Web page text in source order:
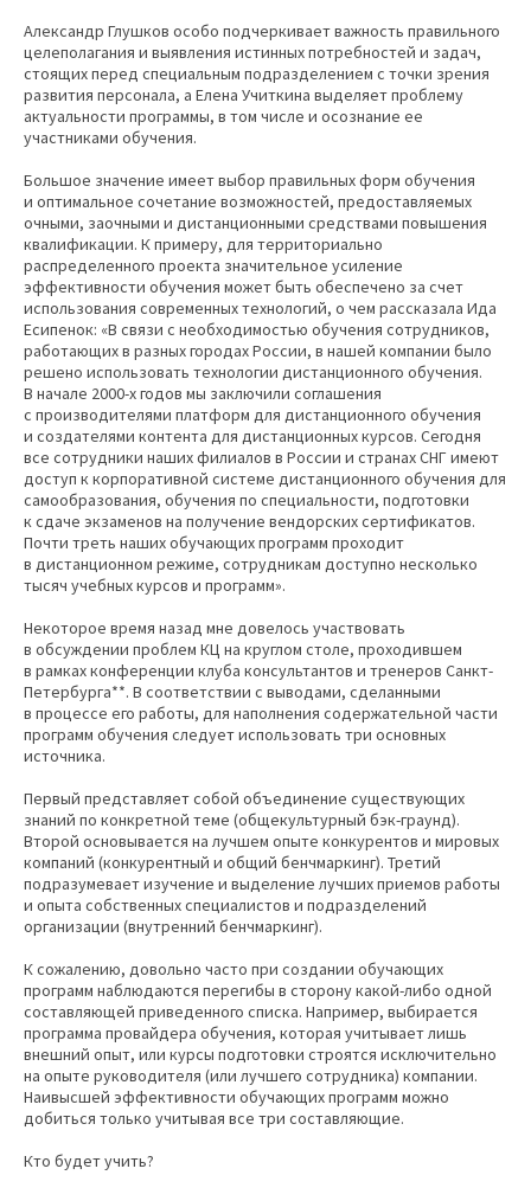
Александр Глушков особо подчеркивает важность правильного
целеполагания и выявления истинных потребностей и задач,
стоящих перед специальным подразделением с точки зрения
развития персонала, а Елена Учиткина выделяет проблему
актуальности программы, в том числе и осознание ее
участниками обучения.
Большое значение имеет выбор правильных форм обучения
и оптимальное сочетание возможностей, предоставляемых
очными, заочными и дистанционными средствами повышения
квалификации. К примеру, для территориально
распределенного проекта значительное усиление
эффективности обучения может быть обеспечено за счет
использования современных технологий, о чем рассказала Ида
Есипенок: «В связи с необходимостью обучения сотрудников,
работающих в разных городах России, в нашей компании было
решено использовать технологии дистанционного обучения.
В начале 2000-х годов мы заключили соглашения
с производителями платформ для дистанционного обучения
и создателями контента для дистанционных курсов. Сегодня
все сотрудники наших филиалов в России и странах СНГ имеют
доступ к корпоративной системе дистанционного обучения для
самообразования, обучения по специальности, подготовки
к сдаче экзаменов на получение вендорских сертификатов.
Почти треть наших обучающих программ проходит
в дистанционном режиме, сотрудникам доступно несколько
тысяч учебных курсов и программ».
Некоторое время назад мне довелось участвовать
в обсуждении проблем КЦ на круглом столе, проходившем
в рамках конференции клуба консультантов и тренеров Санкт-
Петербурга**. В соответствии с выводами, сделанными
в процессе его работы, для наполнения содержательной части
программ обучения следует использовать три основных
источника.
Первый представляет собой объединение существующих
знаний по конкретной теме (общекультурный бэк-граунд).
Второй основывается на лучшем опыте конкурентов и мировых
компаний (конкурентный и общий бенчмаркинг). Третий
подразумевает изучение и выделение лучших приемов работы
и опыта собственных специалистов и подразделений
организации (внутренний бенчмаркинг).
К сожалению, довольно часто при создании обучающих
программ наблюдаются перегибы в сторону какой-либо одной
составляющей приведенного списка. Например, выбирается
программа провайдера обучения, которая учитывает лишь
внешний опыт, или курсы подготовки строятся исключительно
на опыте руководителя (или лучшего сотрудника) компании.
Наивысшей эффективности обучающих программ можно
добиться только учитывая все три составляющие.
Кто будет учить?